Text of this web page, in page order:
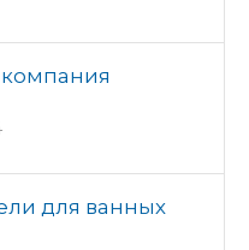
для ванных